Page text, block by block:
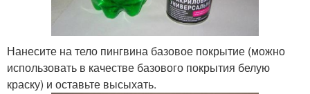
Нанесите на тело пингвина базовое покрытие (можно
использовать в качестве базового покрытия белую
краску) и оставьте высыхать.